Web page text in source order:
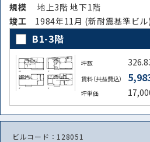
規模
地上3階 地下1階
竣⼯ 1984年11月 (新耐震基準ビル)
B1-3階
坪数
賃料（共益費込）
坪単価
ビルコード：128051